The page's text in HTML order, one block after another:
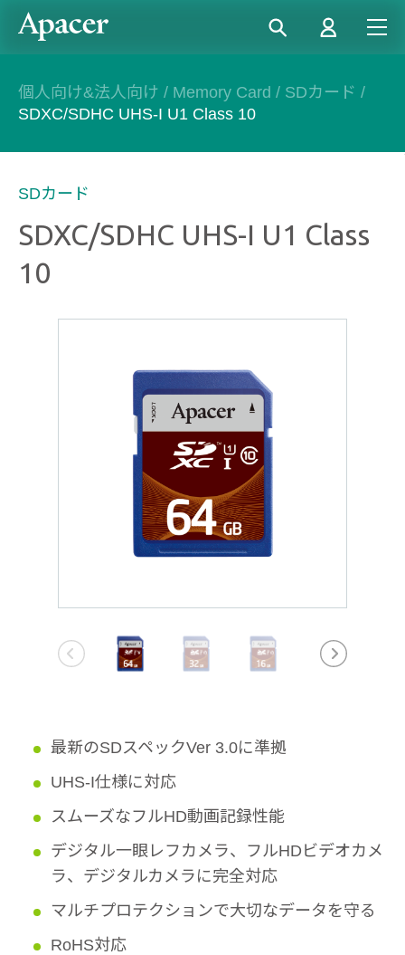
個人向け&法人向け / Memory Card / SDカード /
SDXC/SDHC UHS-I U1 Class 10
SDカード
SDXC/SDHC UHS-I U1 Class
10
最新のSDスペックVer 3.0に準拠
UHS-I仕様に対応
スムーズなフルHD動画記録性能
デジタル一眼レフカメラ、フルHDビデオカメ
ラ、デジタルカメラに完全対応
マルチプロテクションで大切なデータを守る
RoHS対応